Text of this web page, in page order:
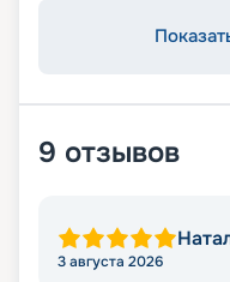
9 отзывов
3 августа 2026